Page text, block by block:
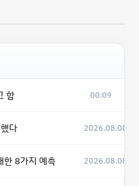
함 00:09
다 2026.08.08
한 8가지 예측 2026.08.08